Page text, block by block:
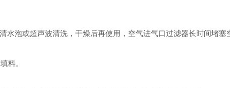
泡或超声波清洗，干燥后再使用，空气进气口过滤器长时间堵塞
料。